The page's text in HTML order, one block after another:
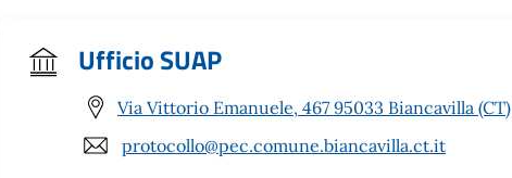
Ufficio SUAP
Via Vittorio Emanuele, 467 95033 Biancavilla (CT)
protocollo@pec.comune.biancavilla.ct.it